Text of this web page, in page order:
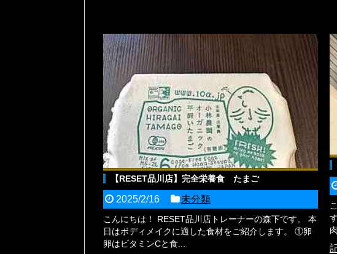
【RESET品川店】完全栄養食 たまご
2025/2/16 未分類
こんにちは！ RESET品川店トレーナーの森下です。 本
日はボディメイクに適した食材をご紹介します。 ①卵
卵はビタミンCと食...